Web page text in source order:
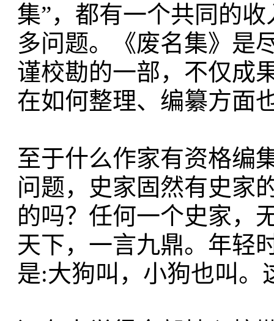
集”，都有一个共同的
多问题。《废名集》是
谨校勘的一部，不仅成
在如何整理、编纂方面
至于什么作家有资格编
问题，史家固然有史家
的吗？任何一个史家，
天下，一言九鼎。年轻
是:大狗叫，小狗也叫。